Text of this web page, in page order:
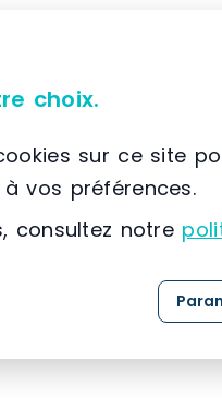
choix.
sur ce site
vos préférences.
consultez notre